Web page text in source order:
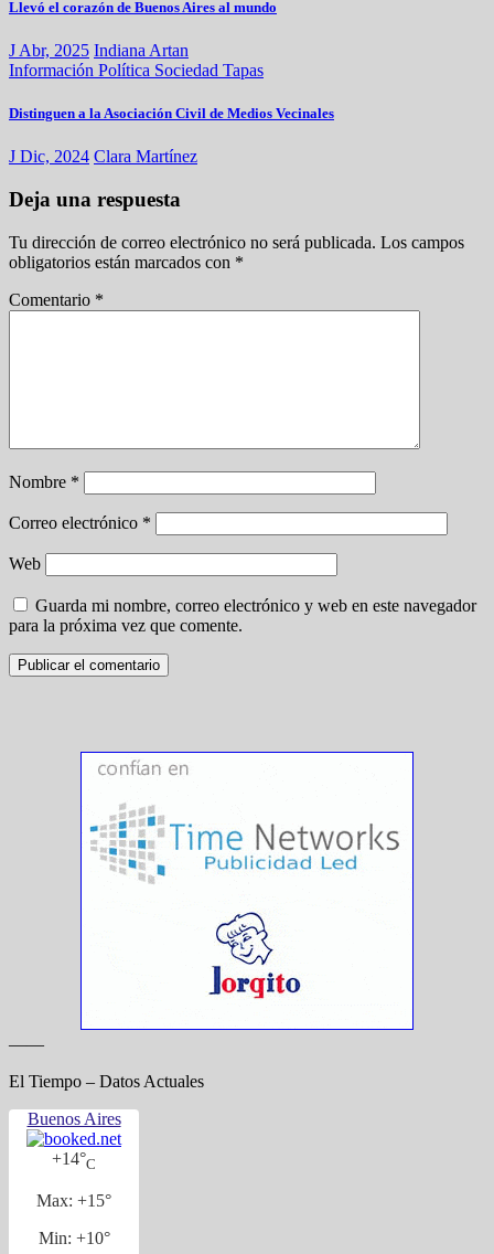
Llevó el corazón de Buenos Aires al mundo
J Abr, 2025 Indiana Artan
Información Política Sociedad Tapas
Distinguen a la Asociación Civil de Medios Vecinales
J Dic, 2024 Clara Martínez
Deja una respuesta
Tu dirección de correo electrónico no será publicada. Los campos
obligatorios están marcados con *
Comentario *
Nombre *
Correo electrónico *
Web
Guarda mi nombre, correo electrónico y web en este navegador
para la próxima vez que comente.
——
El Tiempo – Datos Actuales
Buenos Aires
+14°C
Max: +15°
Min: +10°